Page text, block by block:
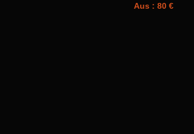
Aus : 80 €